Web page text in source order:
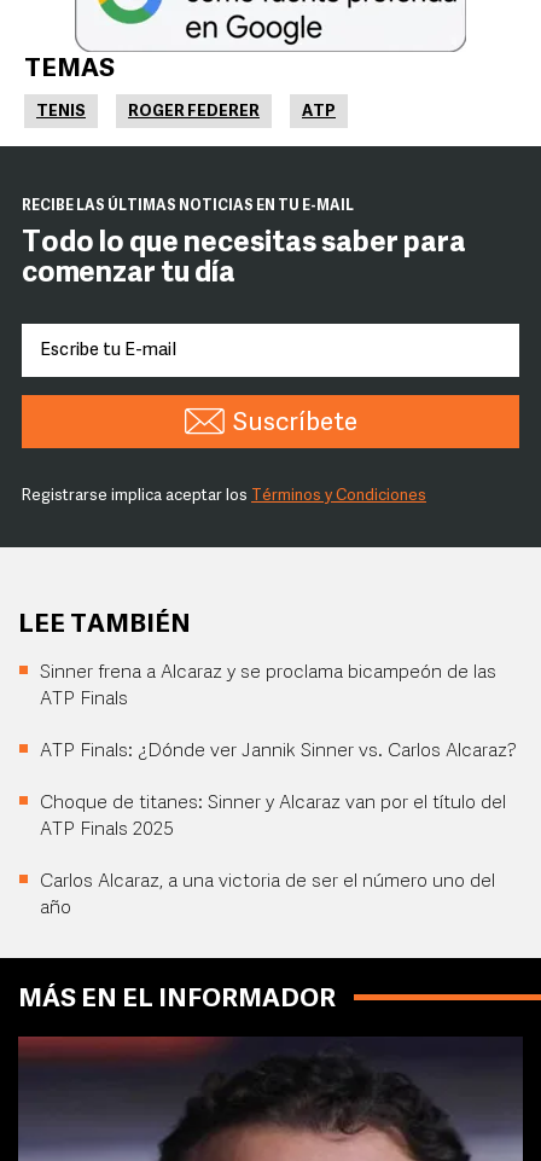
TEMAS
TENIS ROGER FEDERER ATP
RECIBE LAS ÚLTIMAS NOTICIAS EN TU E-MAIL
Todo lo que necesitas saber para
comenzar tu día
Suscríbete
Registrarse implica aceptar los Términos y Condiciones
LEE TAMBIÉN
Sinner frena a Alcaraz y se proclama bicampeón de las
ATP Finals
ATP Finals: ¿Dónde ver Jannik Sinner vs. Carlos Alcaraz?
Choque de titanes: Sinner y Alcaraz van por el título del
ATP Finals 2025
Carlos Alcaraz, a una victoria de ser el número uno del
año
MÁS EN EL INFORMADOR